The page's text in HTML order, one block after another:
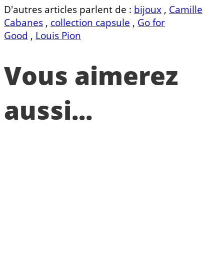
D'autres articles parlent de : bijoux , Camille
Cabanes , collection capsule , Go for
Good , Louis Pion
Vous aimerez
aussi...